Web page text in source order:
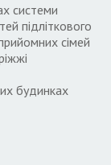
системи
підліткового
сімей
будинках